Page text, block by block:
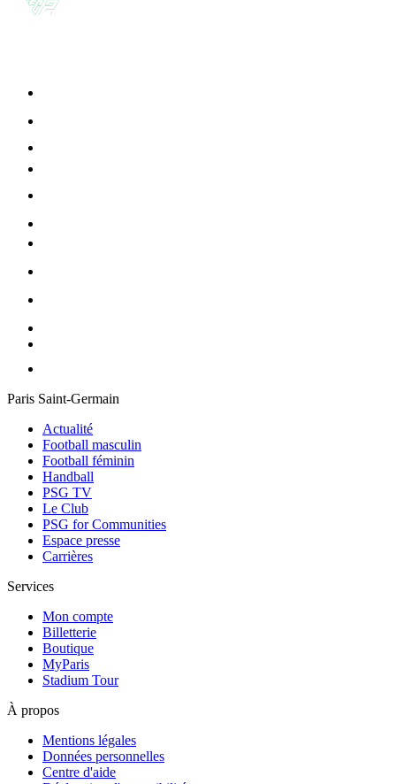
Paris Saint-Germain
Actualité
Football masculin
Football féminin
Handball
PSG TV
Le Club
PSG for Communities
Espace presse
Carrières
Services
Mon compte
Billetterie
Boutique
MyParis
Stadium Tour
À propos
Mentions légales
Données personnelles
Centre d'aide